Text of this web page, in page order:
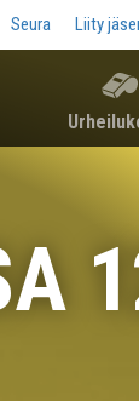
Seura Liity